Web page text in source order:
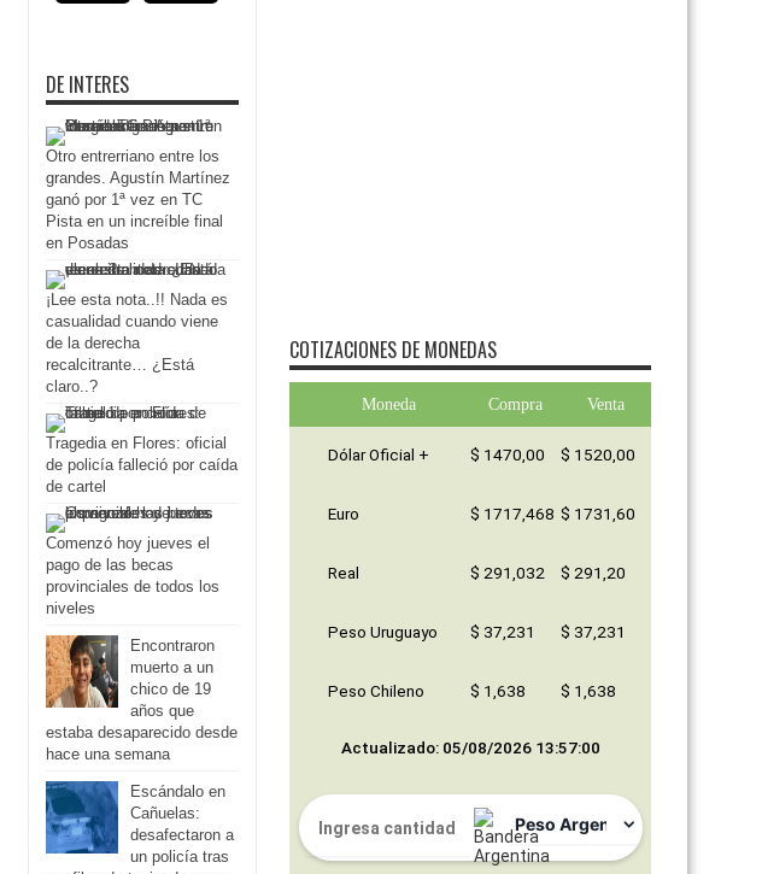
DE INTERES
Otro entrerriano entre los
grandes. Agustín Martínez
ganó por 1ª vez en TC
Pista en un increíble final
en Posadas
¡Lee esta nota..!! Nada es
casualidad cuando viene
de la derecha
recalcitrante… ¿Está
claro..?
Tragedia en Flores: oficial
de policía falleció por caída
de cartel
Comenzó hoy jueves el
pago de las becas
provinciales de todos los
niveles
Encontraron
muerto a un
chico de 19
años que
estaba desaparecido desde
hace una semana
Escándalo en
Cañuelas:
desafectaron a
un policía tras
COTIZACIONES DE MONEDAS
Moneda Compra Venta
Dólar Oficial + $ 1470,00 $ 1520,00
Euro $ 1717,468 $ 1731,60
Real $ 291,032 $ 291,20
Peso Uruguayo $ 37,231 $ 37,231
Peso Chileno $ 1,638 $ 1,638
Actualizado: 05/08/2026 13:57:00